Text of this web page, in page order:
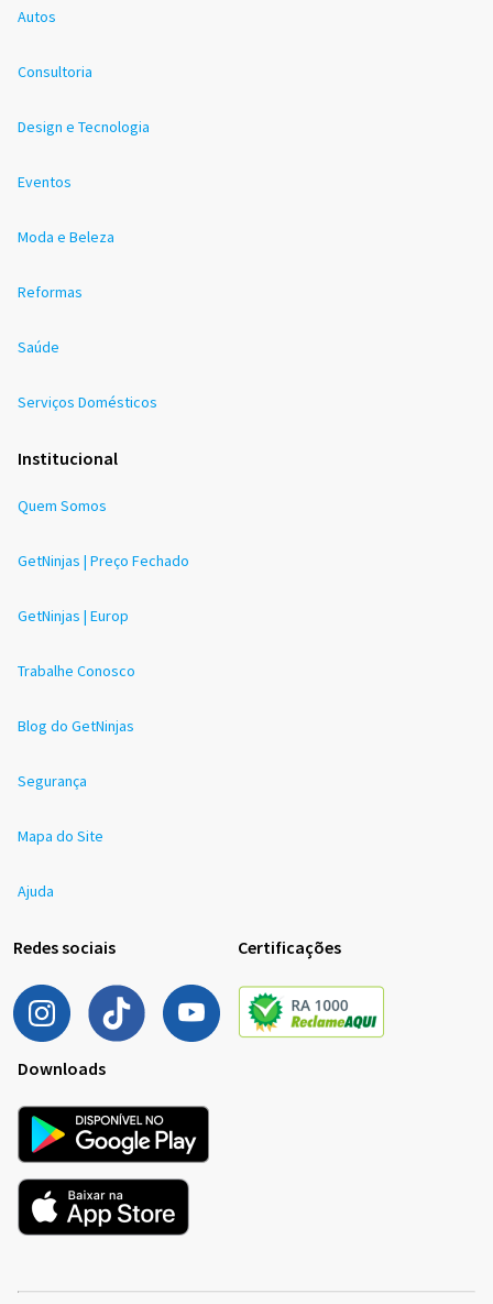
Autos
Consultoria
Design e Tecnologia
Eventos
Moda e Beleza
Reformas
Saúde
Serviços Domésticos
Institucional
Quem Somos
GetNinjas | Preço Fechado
GetNinjas | Europ
Trabalhe Conosco
Blog do GetNinjas
Segurança
Mapa do Site
Ajuda
Redes sociais Certificações
Downloads